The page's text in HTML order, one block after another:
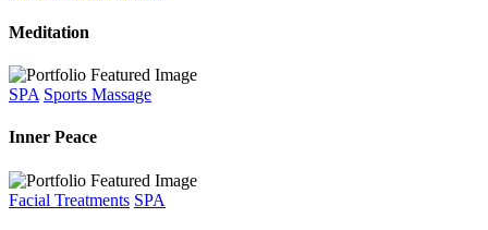
Meditation
SPA Sports Massage
Inner Peace
Facial Treatments SPA